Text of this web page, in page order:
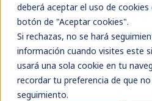
deberá aceptar el uso de cookies
botón de "Aceptar cookies".
Si rechazas, no se hará
información cuando visites este
usará una sola cookie en tu
recordar tu preferencia de que
seguimiento.
Identificación de
redes
Déjanos tus datos